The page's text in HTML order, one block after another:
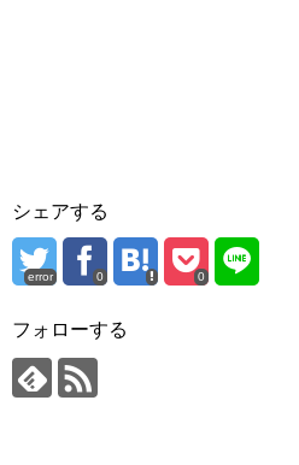
シェアする
error 0 0
フォローする